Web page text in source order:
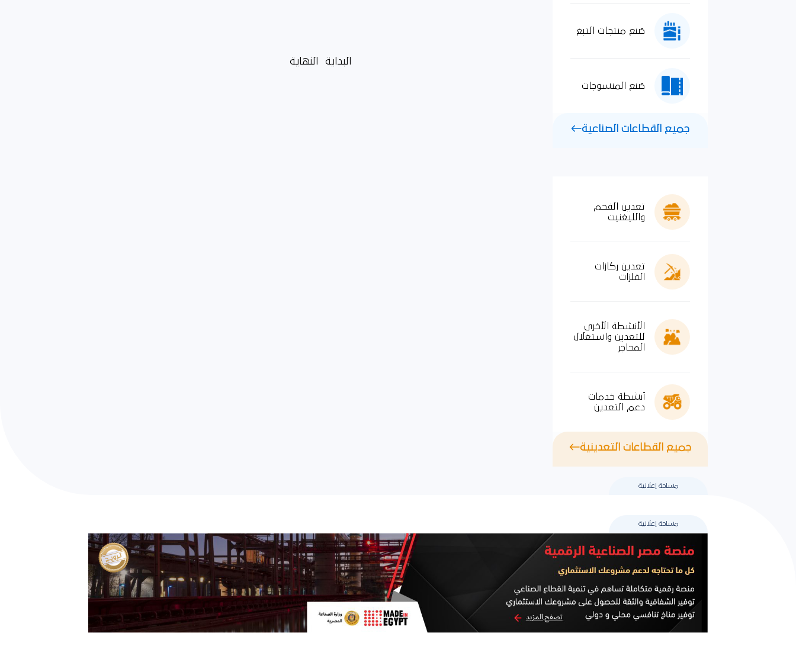
صُنع منتجات التبغ
صُنع المنسوجات
جميع القطاعات الصناعية
تعدين الفحم
والليغنيت
تعدين ركازات
الفلزات
الأنشطة الأخرى
للتعدين واستغلال
المحاجر
أنشطة خدمات
دعم التعدين
جميع القطاعات التعدينية
مساحة إعلانية
البداية النهاية
مساحة إعلانية